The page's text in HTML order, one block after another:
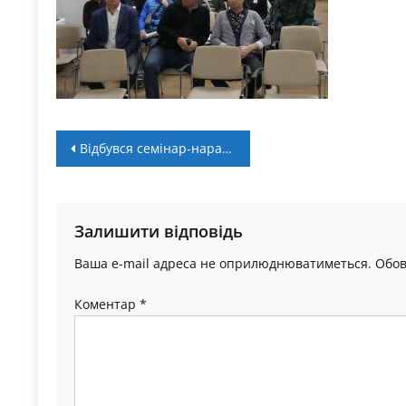
Навігація
Відбувся семінар-нарада з питань розвитку дитячо-юнацького футболу в Івано-Франківській області
Залишити відповідь
Ваша e-mail адреса не оприлюднюватиметься.
Коментар *